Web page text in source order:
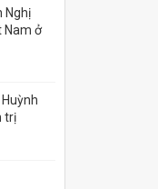
Nghị
Nam ở
trị